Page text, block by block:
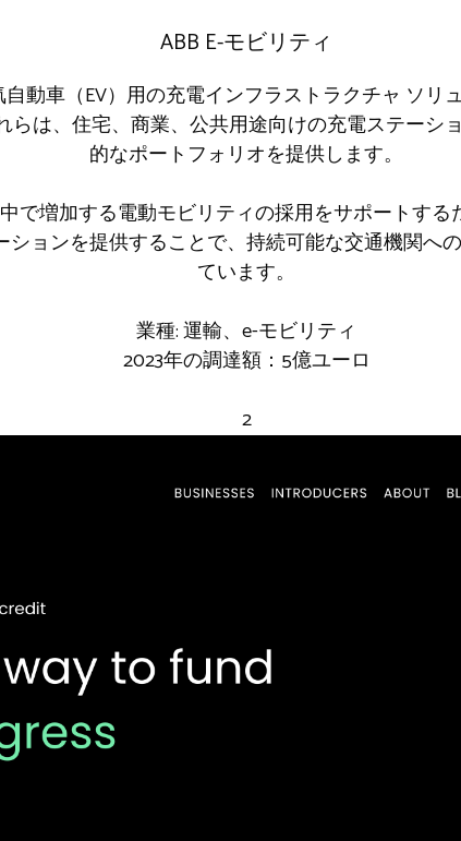
ABB E-モビリティ
動車（EV）用の充電インフラストラクチャ ソリ
らは、住宅、商業、公共用途向けの充電ステーシ
的なポートフォリオを提供します。
で増加する電動モビリティの採用をサポートす
ョンを提供することで、持続可能な交通機関へ
ています。
業種: 運輸、e-モビリティ
2023年の調達額：5億ユーロ
2